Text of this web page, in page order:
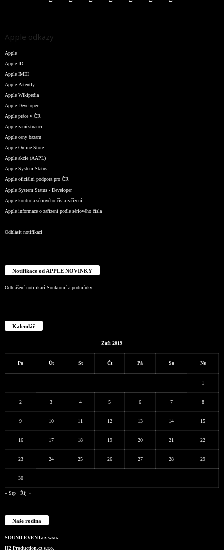
Apple odkazy
Apple
Apple ID
Apple IMEI
Apple Patently
Apple Wikipedia
Apple Developer
Apple práce v ČR
Apple zaměstnanci
Apple ceny bazaru
Apple Online Store
Apple akcie (AAPL)
Apple System Status
Apple oficiální podpora pro ČR
Apple System Status - Developer
Apple kontrola sériového čísla zařízení
Apple informace o zařízení podle sériového čísla
Odhlásit notifikaci
Notifikace od APPLE NOVINKY
Odhlášení notifikací Soukromí a podmínky
Kalendář
Září 2019
Po Út St Čt Pá So Ne
1
2 3 4 5 6 7 8
9 10 11 12 13 14 15
16 17 18 19 20 21 22
23 24 25 26 27 28 29
30
« Srp Říj »
Naše rodina
SOUND EVENT.cz s.r.o.
H2 Production.cz s.r.o.